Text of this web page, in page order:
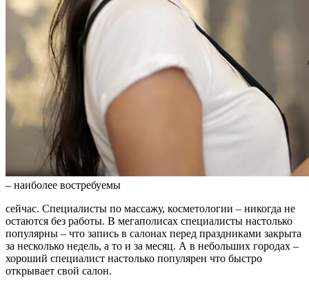
– наиболее востребуемы
сейчас. Специалисты по массажу, косметологии – никогда не
остаются без работы. В мегаполисах специалисты настолько
популярны – что запись в салонах перед праздниками закрыта
за несколько недель, а то и за месяц. А в небольших городах –
хороший специалист настолько популярен что быстро
открывает свой салон.